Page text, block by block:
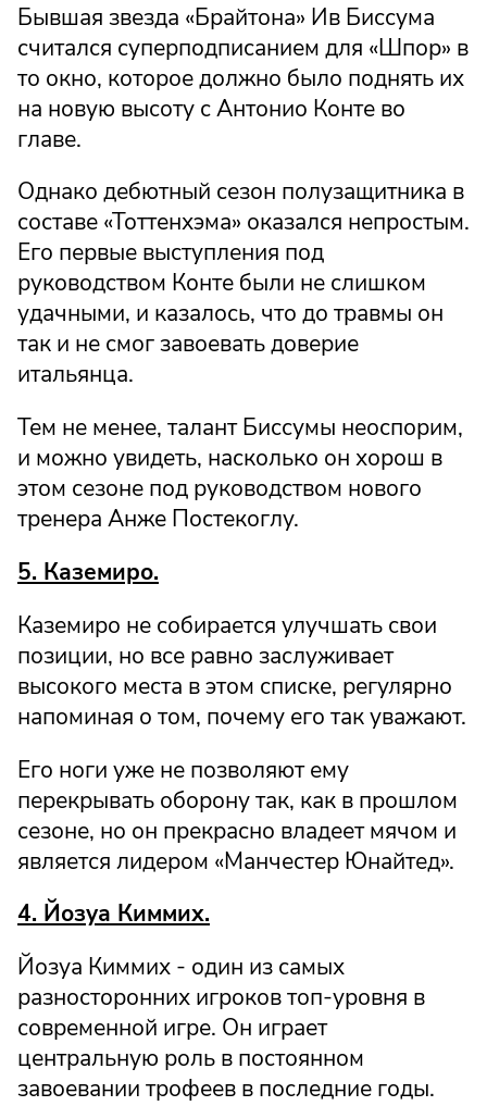
Бывшая звезда «Брайтона» Ив Биссума
считался суперподписанием для «Шпор» в
то окно, которое должно было поднять их
на новую высоту с Антонио Конте во
главе.
Однако дебютный сезон полузащитника в
составе «Тоттенхэма» оказался непростым.
Его первые выступления под
руководством Конте были не слишком
удачными, и казалось, что до травмы он
так и не смог завоевать доверие
итальянца.
Тем не менее, талант Биссумы неоспорим,
и можно увидеть, насколько он хорош в
этом сезоне под руководством нового
тренера Анже Постекоглу.
5. Каземиро.
Каземиро не собирается улучшать свои
позиции, но все равно заслуживает
высокого места в этом списке, регулярно
напоминая о том, почему его так уважают.
Его ноги уже не позволяют ему
перекрывать оборону так, как в прошлом
сезоне, но он прекрасно владеет мячом и
является лидером «Манчестер Юнайтед».
4. Йозуа Киммих.
Йозуа Киммих - один из самых
разносторонних игроков топ-уровня в
современной игре. Он играет
центральную роль в постоянном
завоевании трофеев в последние годы.